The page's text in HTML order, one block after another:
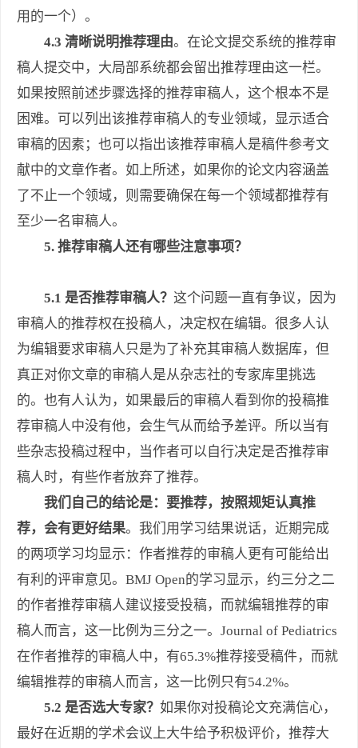
用的一个）。
4.3 清晰说明推荐理由。在论文提交系统的推荐审
稿人提交中，大局部系统都会留出推荐理由这一栏。
如果按照前述步骤选择的推荐审稿人，这个根本不是
困难。可以列出该推荐审稿人的专业领域，显示适合
审稿的因素；也可以指出该推荐审稿人是稿件参考文
献中的文章作者。如上所述，如果你的论文内容涵盖
了不止一个领域，则需要确保在每一个领域都推荐有
至少一名审稿人。
5. 推荐审稿人还有哪些注意事项？
5.1 是否推荐审稿人？ 这个问题一直有争议，因为
审稿人的推荐权在投稿人，决定权在编辑。很多人认
为编辑要求审稿人只是为了补充其审稿人数据库，但
真正对你文章的审稿人是从杂志社的专家库里挑选
的。也有人认为，如果最后的审稿人看到你的投稿推
荐审稿人中没有他，会生气从而给予差评。所以当有
些杂志投稿过程中，当作者可以自行决定是否推荐审
稿人时，有些作者放弃了推荐。
我们自己的结论是：要推荐，按照规矩认真推
荐，会有更好结果。我们用学习结果说话，近期完成
的两项学习均显示：作者推荐的审稿人更有可能给出
有利的评审意见。BMJ Open的学习显示，约三分之二
的作者推荐审稿人建议接受投稿，而就编辑推荐的审
稿人而言，这一比例为三分之一。Journal of Pediatrics
在作者推荐的审稿人中，有65.3%推荐接受稿件，而就
编辑推荐的审稿人而言，这一比例只有54.2%。
5.2 是否选大专家？ 如果你对投稿论文充满信心，
最好在近期的学术会议上大牛给予积极评价，推荐大